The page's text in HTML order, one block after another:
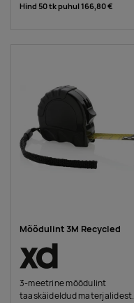
Hind 50 tk puhul166,80 €
Mõõdulint 3M Recycled
3-meetrine mõõdulint
taaskäideldud materjalidest.